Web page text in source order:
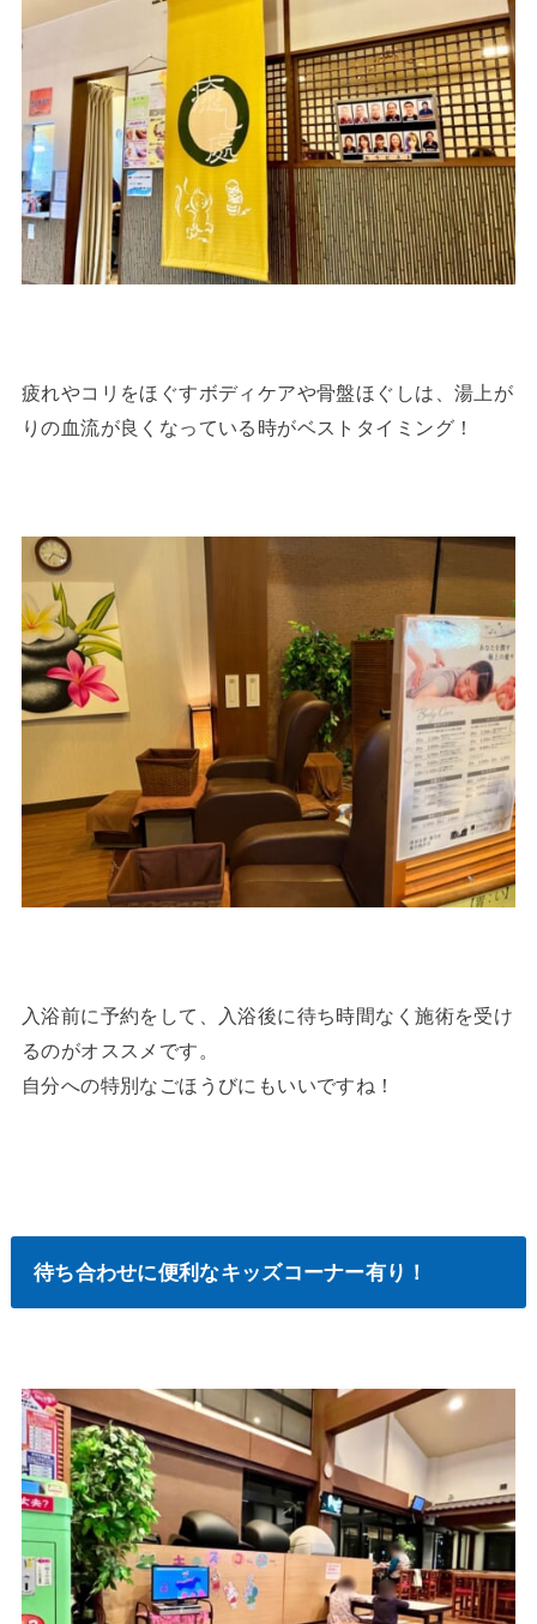
疲れやコリをほぐすボディケアや骨盤ほぐしは、湯上が
りの血流が良くなっている時がベストタイミング！
入浴前に予約をして、入浴後に待ち時間なく施術を受け
るのがオススメです。
自分への特別なごほうびにもいいですね！
待ち合わせに便利なキッズコーナー有り！